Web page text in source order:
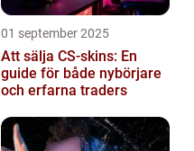
01 september 2025
Att sälja CS-skins: En
guide för både nybörjare
och erfarna traders